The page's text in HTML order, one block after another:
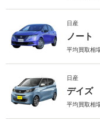
日産
ノート
平均買取相
日産
デイズ
平均買取相